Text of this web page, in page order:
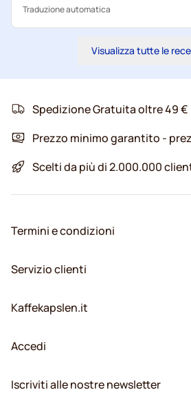
Traduzione automatica
Visualizza tutte le
Spedizione Gratuita oltre 49 €
Prezzo minimo garantito -
Scelti da più di 2.000.000
Termini e condizioni
Servizio clienti
Kaffekapslen.it
Accedi
Iscriviti alle nostre newsletter